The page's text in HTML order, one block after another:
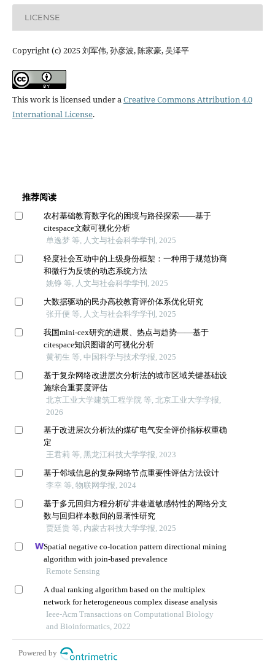
LICENSE
Copyright (c) 2025 刘军伟, 孙彦波, 陈家豪, 吴泽平
This work is licensed under aCreative Commons Attribution 4.0
International License.
推荐阅读
农村基础教育数字化的困境与路径探索——基于
citespace文献可视化分析
单逸梦 等, 人文与社会科学学刊, 2025
轻度社会互动中的上级身份框架：一种用于规范协商
和微行为反馈的动态系统方法
姚铮 等, 人文与社会科学学刊, 2025
大数据驱动的民办高校教育评价体系优化研究
张开便 等, 人文与社会科学学刊, 2025
我国mini-cex研究的进展、热点与趋势——基于
citespace知识图谱的可视化分析
黄初生 等, 中国科学与技术学报, 2025
基于复杂网络改进层次分析法的城市区域关键基础设
施综合重要度评估
北京工业大学建筑工程学院 等, 北京工业大学学报,
2026
基于改进层次分析法的煤矿电气安全评价指标权重确
定
王君莉 等, 黑龙江科技大学学报, 2023
基于邻域信息的复杂网络节点重要性评估方法设计
李幸 等, 物联网学报, 2024
基于多元回归方程分析矿井巷道敏感特性的网络分支
数与回归样本数间的显著性研究
贾廷贵 等, 内蒙古科技大学学报, 2025
Spatial negative co-location pattern directional mining
algorithm with join-based prevalence
Remote Sensing
A dual ranking algorithm based on the multiplex
network for heterogeneous complex disease analysis
Ieee-Acm Transactions on Computational Biology
and Bioinformatics, 2022
Powered by